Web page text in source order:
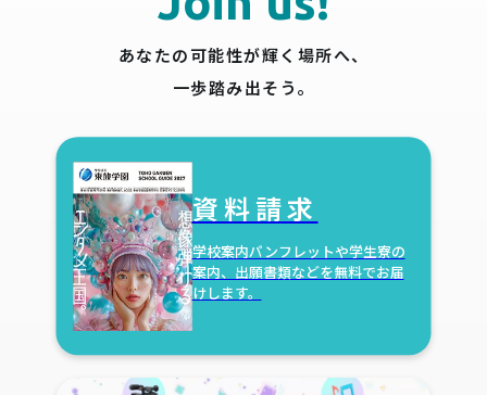
あなたの可能性が輝く場所へ、
一歩踏み出そう。
資料請求
学校案内パンフレットや学生寮の
案内、出願書類などを無料でお届
けします。